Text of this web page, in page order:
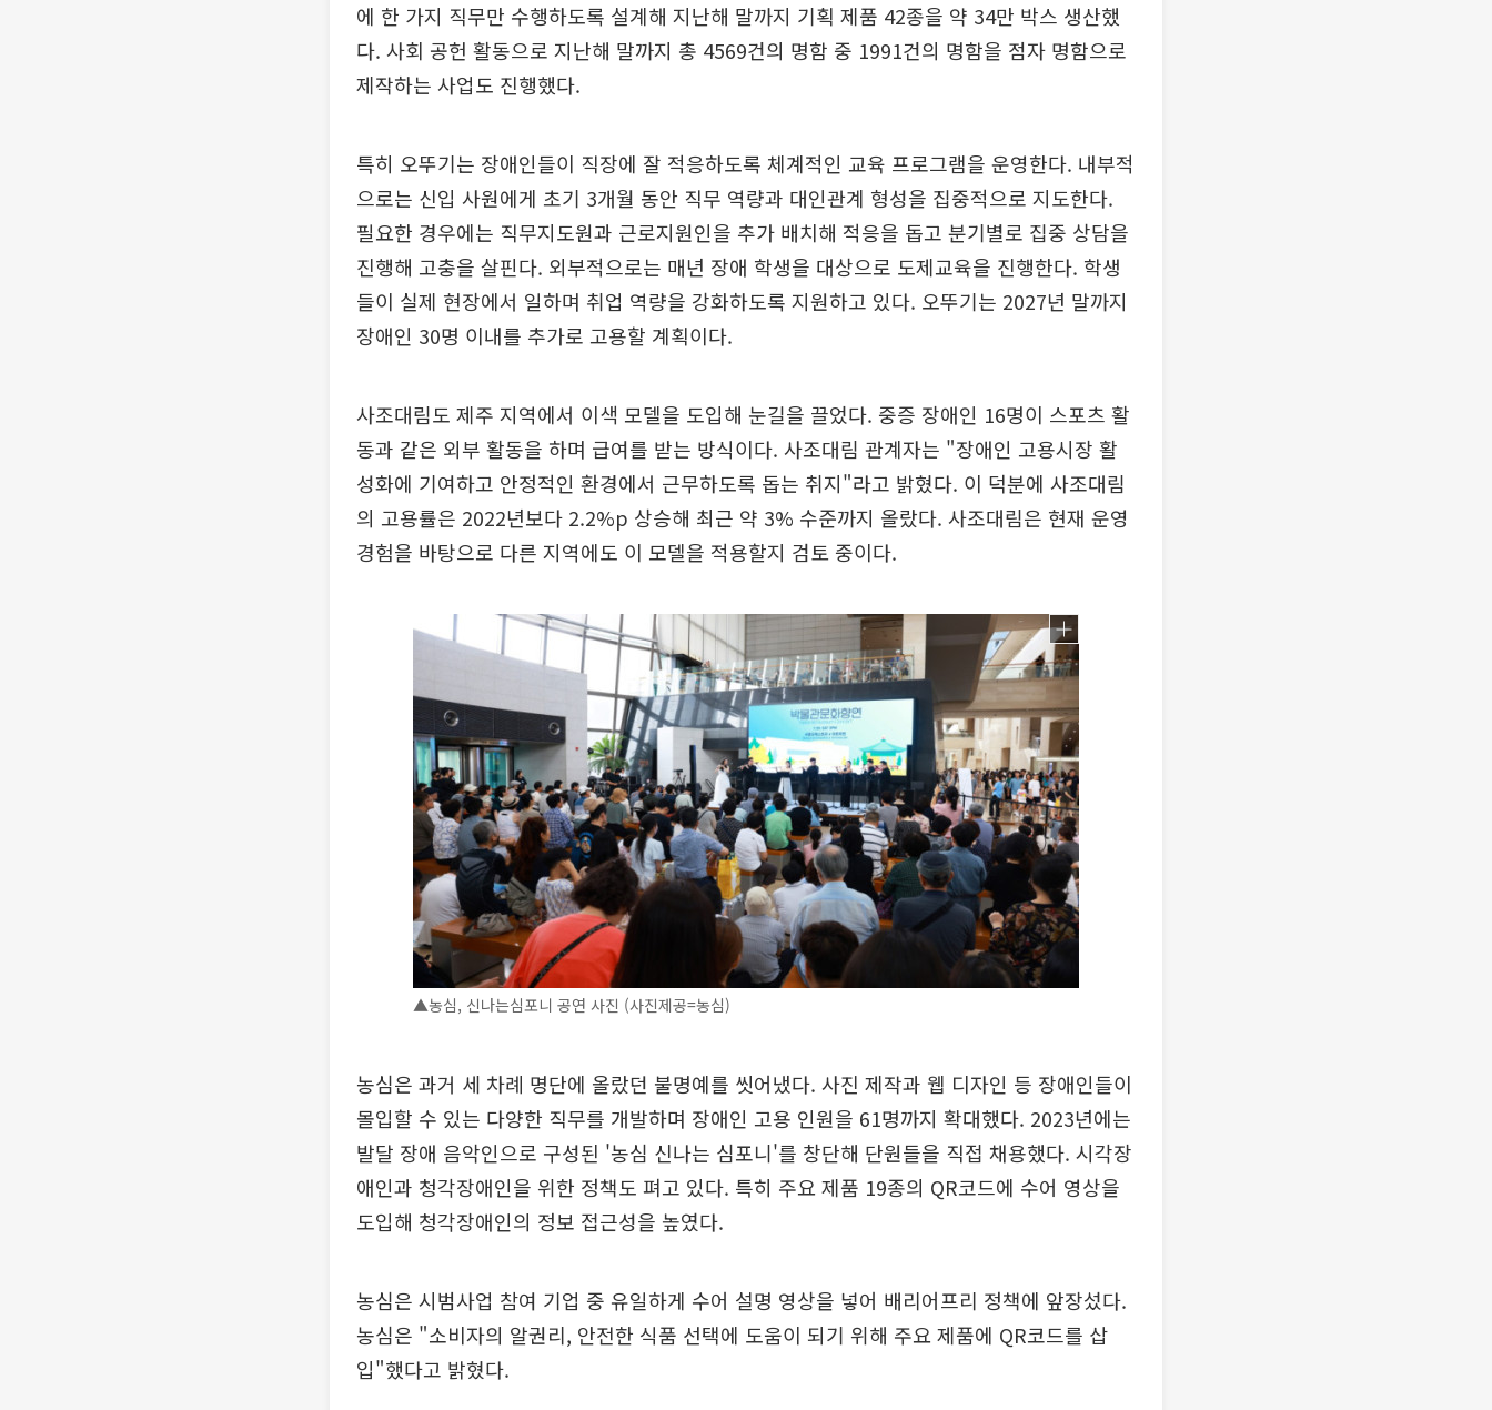
에 한 가지 직무만 수행하도록 설계해 지난해 말까지 기획 제품 42종을 약 34만 박스 생산했
다. 사회 공헌 활동으로 지난해 말까지 총 4569건의 명함 중 1991건의 명함을 점자 명함으로
제작하는 사업도 진행했다.
특히 오뚜기는 장애인들이 직장에 잘 적응하도록 체계적인 교육 프로그램을 운영한다. 내부적
으로는 신입 사원에게 초기 3개월 동안 직무 역량과 대인관계 형성을 집중적으로 지도한다.
필요한 경우에는 직무지도원과 근로지원인을 추가 배치해 적응을 돕고 분기별로 집중 상담을
진행해 고충을 살핀다. 외부적으로는 매년 장애 학생을 대상으로 도제교육을 진행한다. 학생
들이 실제 현장에서 일하며 취업 역량을 강화하도록 지원하고 있다. 오뚜기는 2027년 말까지
장애인 30명 이내를 추가로 고용할 계획이다.
사조대림도 제주 지역에서 이색 모델을 도입해 눈길을 끌었다. 중증 장애인 16명이 스포츠 활
동과 같은 외부 활동을 하며 급여를 받는 방식이다. 사조대림 관계자는 "장애인 고용시장 활
성화에 기여하고 안정적인 환경에서 근무하도록 돕는 취지"라고 밝혔다. 이 덕분에 사조대림
의 고용률은 2022년보다 2.2%p 상승해 최근 약 3% 수준까지 올랐다. 사조대림은 현재 운영
경험을 바탕으로 다른 지역에도 이 모델을 적용할지 검토 중이다.
▲농심, 신나는심포니 공연 사진 (사진제공=농심)
농심은 과거 세 차례 명단에 올랐던 불명예를 씻어냈다. 사진 제작과 웹 디자인 등 장애인들이
몰입할 수 있는 다양한 직무를 개발하며 장애인 고용 인원을 61명까지 확대했다. 2023년에는
발달 장애 음악인으로 구성된 '농심 신나는 심포니'를 창단해 단원들을 직접 채용했다. 시각장
애인과 청각장애인을 위한 정책도 펴고 있다. 특히 주요 제품 19종의 QR코드에 수어 영상을
도입해 청각장애인의 정보 접근성을 높였다.
농심은 시범사업 참여 기업 중 유일하게 수어 설명 영상을 넣어 배리어프리 정책에 앞장섰다.
농심은 "소비자의 알권리, 안전한 식품 선택에 도움이 되기 위해 주요 제품에 QR코드를 삽
입"했다고 밝혔다.